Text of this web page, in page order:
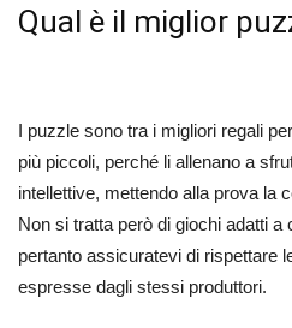
Qual è il miglior
I puzzle sono tra i migliori regali
più piccoli, perché li allenano a
intellettive, mettendo alla prova la
Non si tratta però di giochi adatti a
pertanto assicuratevi di rispettare
espresse dagli stessi produttori.